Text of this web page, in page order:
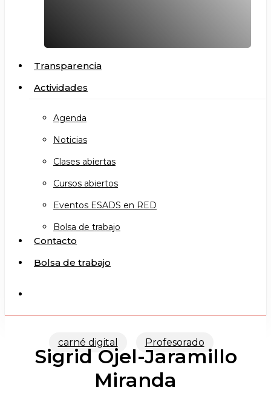
Transparencia
Actividades
Agenda
Noticias
Clases abiertas
Cursos abiertos
Eventos ESADS en RED
Bolsa de trabajo
Contacto
Bolsa de trabajo
carné digital Profesorado
Sigrid Ojel-Jaramillo
Miranda